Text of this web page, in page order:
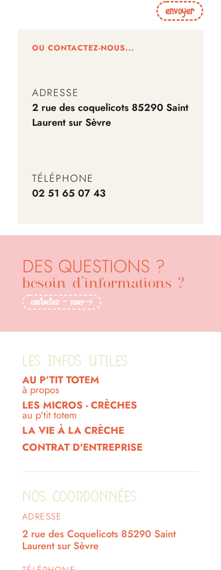
envoyer
OU CONTACTEZ-NOUS...
ADRESSE
2 rue des coquelicots 85290 Saint
Laurent sur Sèvre
TÉLÉPHONE
02 51 65 07 43
DES QUESTIONS ?
besoin d’informations ?
contactez - nous
LES INFOS UTILES
AU P’TIT TOTEM
à propos
LES MICROS - CRÈCHES
au p'tit totem
LA VIE À LA CRÈCHE
CONTRAT D'ENTREPRISE
NOS COORDONNÉES
ADRESSE
2 rue des Coquelicots 85290 Saint
Laurent sur Sèvre